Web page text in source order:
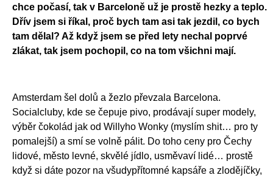
chce počasí, tak v Barceloně už je prostě hezky a teplo.
Dřív jsem si říkal, proč bych tam asi tak jezdil, co bych
tam dělal? Až když jsem se před lety nechal poprvé
zlákat, tak jsem pochopil, co na tom všichni mají.
Amsterdam šel dolů a žezlo převzala Barcelona.
Socialcluby, kde se čepuje pivo, prodávají super modely,
výběr čokolád jak od Willyho Wonky (myslím shit… pro ty
pomalejší) a smí se volně pálit. Do toho ceny pro Čechy
lidové, město levné, skvělé jídlo, usměvaví lidé… prostě
když si dáte pozor na všudypřítomné kapsáře a zlodějíčky,